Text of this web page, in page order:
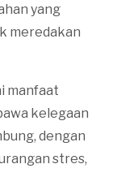
yang
meredakan
manfaat
kelegaan
dengan
stres,